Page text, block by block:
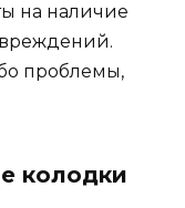
на наличие
проблемы,
колодки